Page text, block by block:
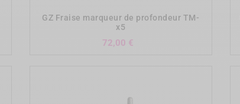
GZ Fraise marqueur de profondeur TM-
x5
72,00 €